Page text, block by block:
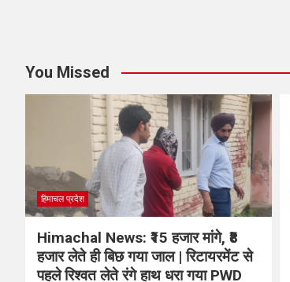
You Missed
हिमाचल प्रदेश
Himachal News: ₹15 हजार मांगे, ₹8
हजार लेते ही बिछ गया जाल | रिटायरमेंट से
पहले रिश्वत लेते रंगे हाथ धरा गया PWD